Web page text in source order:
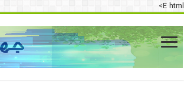
E html>